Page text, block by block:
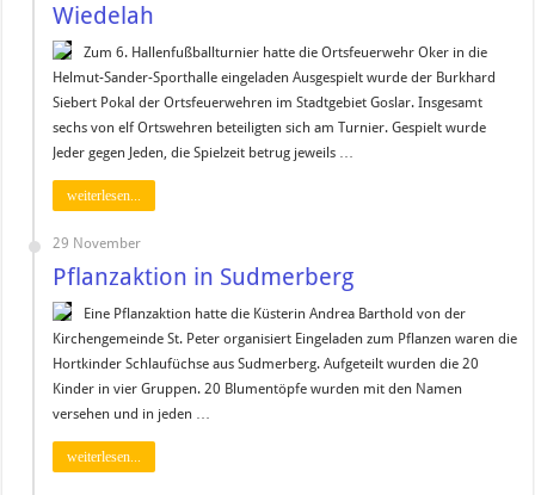
Wiedelah
Zum 6. Hallenfußballturnier hatte die Ortsfeuerwehr Oker in die
Helmut-Sander-Sporthalle eingeladen Ausgespielt wurde der Burkhard
Siebert Pokal der Ortsfeuerwehren im Stadtgebiet Goslar. Insgesamt
sechs von elf Ortswehren beteiligten sich am Turnier. Gespielt wurde
Jeder gegen Jeden, die Spielzeit betrug jeweils …
weiterlesen...
29 November
Pflanzaktion in Sudmerberg
Eine Pflanzaktion hatte die Küsterin Andrea Barthold von der
Kirchengemeinde St. Peter organisiert Eingeladen zum Pflanzen waren die
Hortkinder Schlaufüchse aus Sudmerberg. Aufgeteilt wurden die 20
Kinder in vier Gruppen. 20 Blumentöpfe wurden mit den Namen
versehen und in jeden …
weiterlesen...